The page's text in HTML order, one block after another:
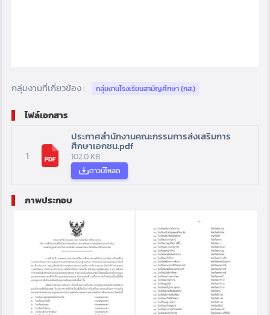
กลุ่มงานที่เกี่ยวข้อง : กลุ่มงานโรงเรียนสามัญศึกษา (กส.)
ไฟล์เอกสาร
1
ประกาศสำนักงานคณะกรรมการส่งเสริมการ
ศึกษาเอกชน.pdf
102.0 KB
ดาวน์โหลด
ภาพประกอบ